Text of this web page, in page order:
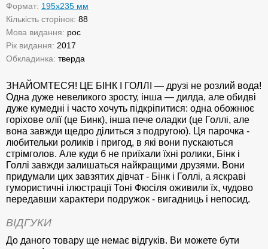
Формат: 195х235 мм
Кількість сторінок: 88
Мова видання: рос
Рік видання: 2017
Обкладинка: тверда
ЗНАЙОМТЕСЯ! ЦЕ БІНК І ГОЛЛІ — друзі не розлий вода!
Одна дуже невеликого зросту, інша — дилда, але обидві
дуже кумедні і часто хочуть підкріпитися: одна обожнює
горіхове олії (це Бинк), інша пече оладки (це Голлі, але
вона завжди щедро ділиться з подругою). Ця парочка -
любительки роликів і пригод, в які вони пускаються
стрімголов. Але куди б не приїхали їхні ролики, Бінк і
Голлі завжди залишаться найкращими друзями. Вони
придумали цих завзятих дівчат - Бінк і Голлі, а яскраві
гумористичні ілюстрації Тоні Фюсіля оживили їх, чудово
передавши характери подружок - вигадниць і непосид.
ВІДГУКИ
До даного товару ще немає відгуків. Ви можете бути